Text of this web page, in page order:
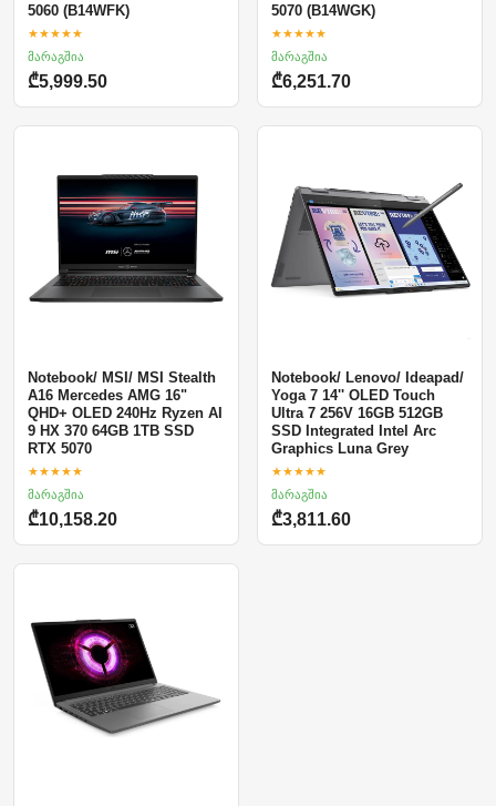
5060 (B14WFK)
★★★★★
მარაგშია
₾5,999.50
5070 (B14WGK)
★★★★★
მარაგშია
₾6,251.70
Notebook/ MSI/ MSI Stealth
A16 Mercedes AMG 16"
QHD+ OLED 240Hz Ryzen AI
9 HX 370 64GB 1TB SSD
RTX 5070
★★★★★
მარაგშია
₾10,158.20
Notebook/ Lenovo/ Ideapad/
Yoga 7 14'' OLED Touch
Ultra 7 256V 16GB 512GB
SSD Integrated Intel Arc
Graphics Luna Grey
★★★★★
მარაგშია
₾3,811.60